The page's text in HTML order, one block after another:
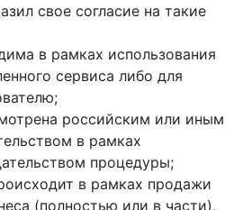
свое согласие на такие
в рамках использования
сервиса либо для
российским или иным
в рамках
процедуры;
в рамках продажи
(полностью или в части),